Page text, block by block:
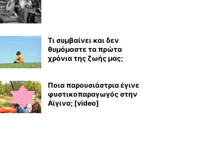
Τι συμβαίνει και δεν
θυμόμαστε τα πρώτα
χρόνια της ζωής μας;
Ποια παρουσιάστρια έγινε
φυστικοπαραγωγός στην
Αίγινα; [video]